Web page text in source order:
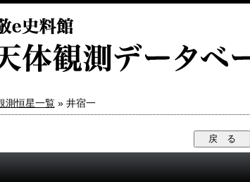
測恒星一覧» 井宿一